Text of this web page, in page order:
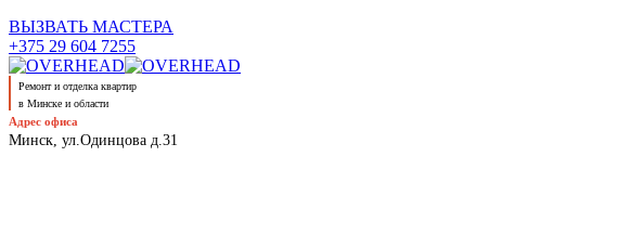
ВЫЗВАТЬ МАСТЕРА
+375 29 604 7255
Ремонт и отделка квартир
в Минске и области
Адрес офиса
Минск, ул.Одинцова д.31